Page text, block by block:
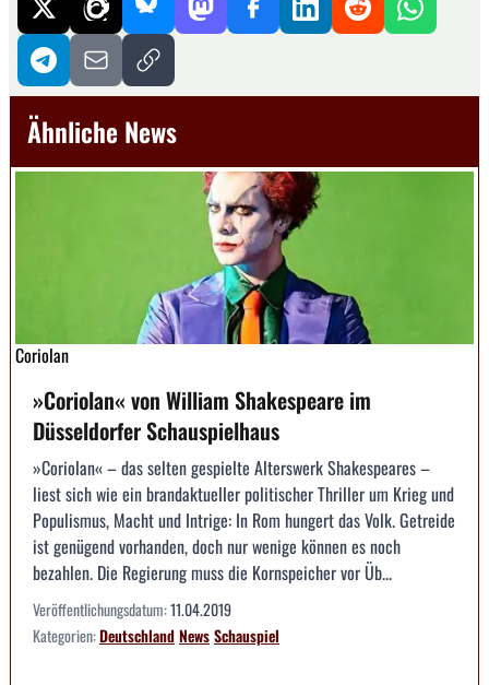
Ähnliche News
Coriolan
»Coriolan« von William Shakespeare im
Düsseldorfer Schauspielhaus
»Coriolan« – das selten gespielte Alterswerk Shakespeares –
liest sich wie ein brandaktueller politischer Thriller um Krieg und
Populismus, Macht und Intrige: In Rom hungert das Volk. Getreide
ist genügend vorhanden, doch nur wenige können es noch
bezahlen. Die Regierung muss die Kornspeicher vor Üb...
Veröffentlichungsdatum:11.04.2019
Kategorien:DeutschlandNewsSchauspiel